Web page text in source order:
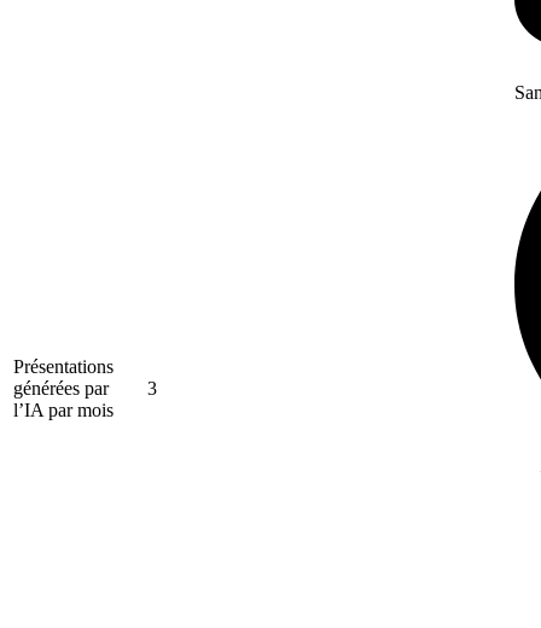
Présentations
générées par
l’IA par mois
3